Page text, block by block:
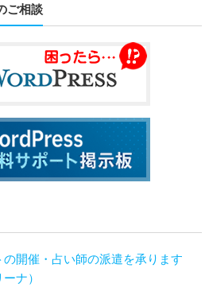
ご相談
開催・占い師の派遣を承ります
ナ）